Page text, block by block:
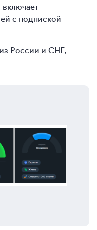
включает
с подпиской
России и СНГ,